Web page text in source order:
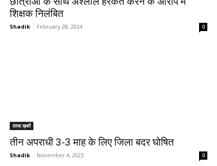
शिक्षक निलंबित
Shadik - February 28, 2024 0
ताजा ख़बरें
तीन अपराधी 3-3 माह के लिए जिला बदर घोषित
Shadik - November 4, 2023 0